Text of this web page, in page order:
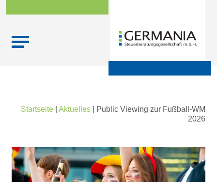
Startseite Aktuelles
Public Viewing zur Fußball-WM
2026